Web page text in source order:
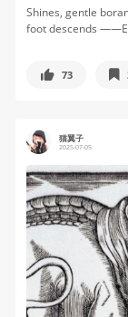
Shines, gentle
foot descends
73
猫翼子
2025-07-05